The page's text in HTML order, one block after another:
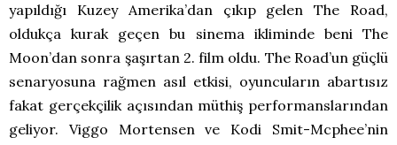
yapıldığı Kuzey Amerika’dan çıkıp gelen The Road,
oldukça kurak geçen bu sinema ikliminde beni The
Moon’dan sonra şaşırtan 2. film oldu. The Road’un güçlü
senaryosuna rağmen asıl etkisi, oyuncuların abartısız
fakat gerçekçilik açısından müthiş performanslarından
geliyor. Viggo Mortensen ve Kodi Smit-Mcphee’nin